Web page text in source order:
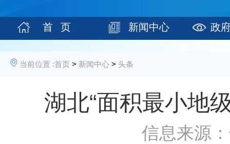
首 页 新闻中心 政
当前位置 :首页 > 新闻中心 > 头条
湖北“面积最小地
信息来源